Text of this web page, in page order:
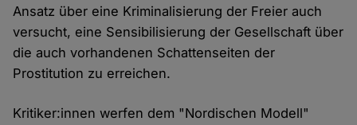
Ansatz über eine Kriminalisierung der Freier auch
versucht, eine Sensibilisierung der Gesellschaft über
die auch vorhandenen Schattenseiten der
Prostitution zu erreichen.
Kritiker:innen werfen dem "Nordischen Modell"